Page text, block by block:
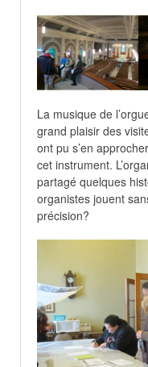
La musique de
grand plaisir des
ont pu s’en
cet instrument.
partagé quelques
organistes jouent
précision?